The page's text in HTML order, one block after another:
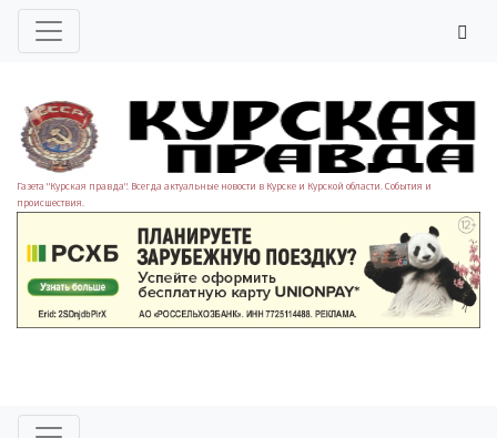
Газета "Курская правда". Всегда актуальные новости в Курске и Курской области. События и
происшествия.